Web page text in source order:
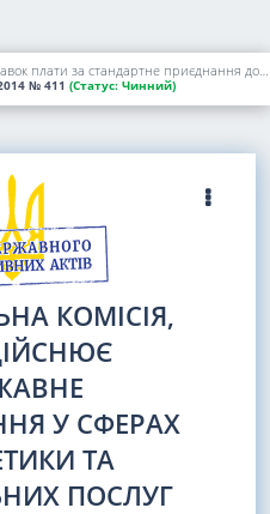
Про встановлення ставок плати за стандартне приєднання до газових мереж на 2015 рік
№ 411 (Статус: Чинний)
КОМІСІЯ,
У СФЕРАХ
ТА
ПОСЛУГ